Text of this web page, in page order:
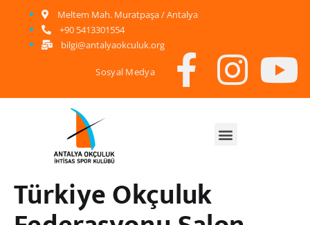
Meltem Mah. Muratpaşa / Antalya
+90 5413301554
bilgi@antalyaokculuk.org
Sosyal Medya
Türkiye Okçuluk